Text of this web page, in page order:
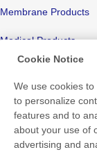
Membrane Products
Medical Products
New Products/
Cookie Notice
We use cookies
to personalize
features and to
about your use of
advertising and